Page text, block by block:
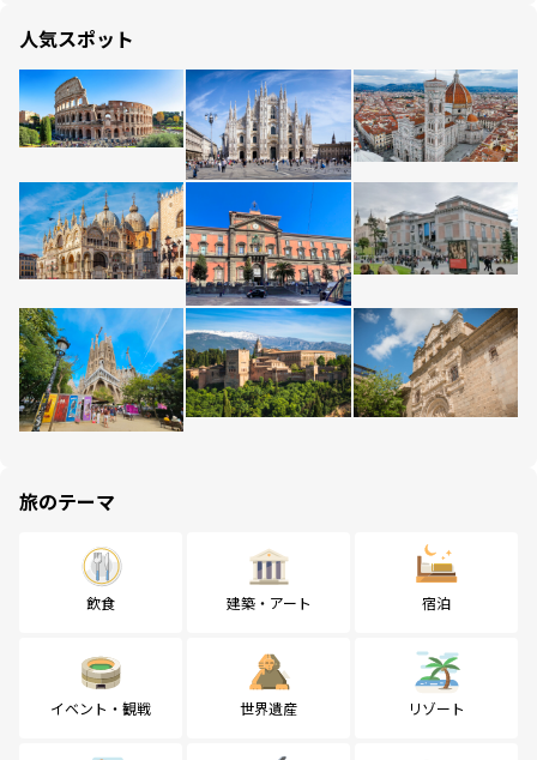
人気スポット
旅のテーマ
飲食 建築・アート 宿泊
イベント・観戦 世界遺産 リゾート